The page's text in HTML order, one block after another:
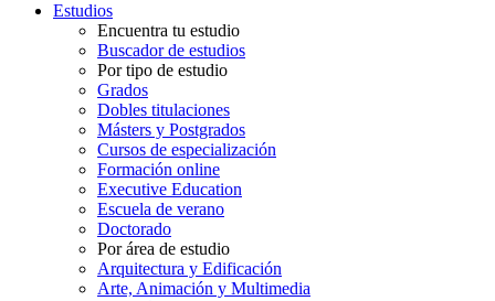
Estudios
Encuentra tu estudio
Buscador de estudios
Por tipo de estudio
Grados
Dobles titulaciones
Másters y Postgrados
Cursos de especialización
Formación online
Executive Education
Escuela de verano
Doctorado
Por área de estudio
Arquitectura y Edificación
Arte, Animación y Multimedia